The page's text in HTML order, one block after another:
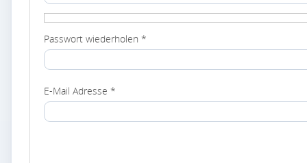
Passwort wiederholen *
E-Mail Adresse *